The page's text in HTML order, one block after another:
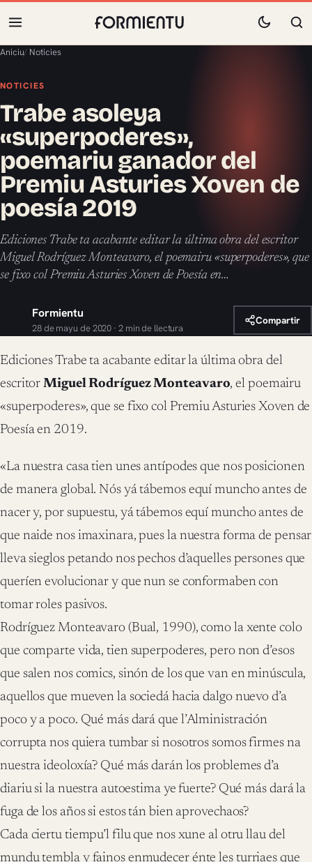
Aniciu/ Noticies
NOTICIES
Trabe asoleya
«superpoderes»,
poemariu ganador del
Premiu Asturies Xoven de
poesía 2019
Ediciones Trabe ta acabante editar la última obra del escritor
Miguel Rodríguez Monteavaro, el poemairu «superpoderes», que
se fixo col Premiu Asturies Xoven de Poesía en…
Formientu
28 de mayu de 2020 · 2 min de llectura
Compartir
Ediciones Trabe ta acabante editar la última obra del
escritorMiguel Rodríguez Monteavaro, el poemairu
«superpoderes», que se fixo col Premiu Asturies Xoven de
Poesía en 2019.
«La nuestra casa tien unes antípodes que nos posicionen
de manera global. Nós yá tábemos equí muncho antes de
nacer y, por supuestu, yá tábemos equí muncho antes de
que naide nos imaxinara, pues la nuestra forma de pensar
lleva sieglos petando nos pechos d’aquelles persones que
queríen evolucionar y que nun se conformaben con
tomar roles pasivos.
Rodríguez Monteavaro (Bual, 1990), como la xente colo
que comparte vida, tien superpoderes, pero non d’esos
que salen nos comics, sinón de los que van en minúscula,
aquellos que mueven la sociedá hacia dalgo nuevo d’a
poco y a poco. Qué más dará que l’Alministración
corrupta nos quiera tumbar si nosotros somos firmes na
nuestra ideoloxía? Qué más darán los problemes d’a
diariu si la nuestra autoestima ye fuerte? Qué más dará la
fuga de los años si estos tán bien aprovechaos?
Cada ciertu tiempu’l filu que nos xune al otru llau del
mundu tembla y fainos enmudecer énte les turriaes que